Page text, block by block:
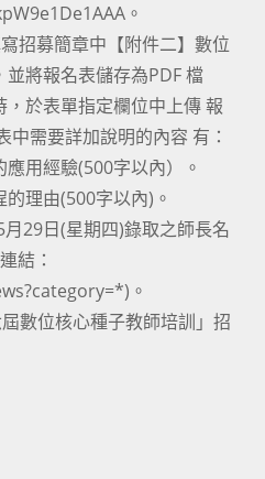
。
招募簡章中【附件二】數位
將報名表儲存為PDF 檔
於表單指定欄位中上傳 報
需要詳加說明的內容 有：
用經驗(500字以內）。
理由(500字以內)。
29日(星期四)錄取之師長名
結：
。
數位核心種子教師培訓」招